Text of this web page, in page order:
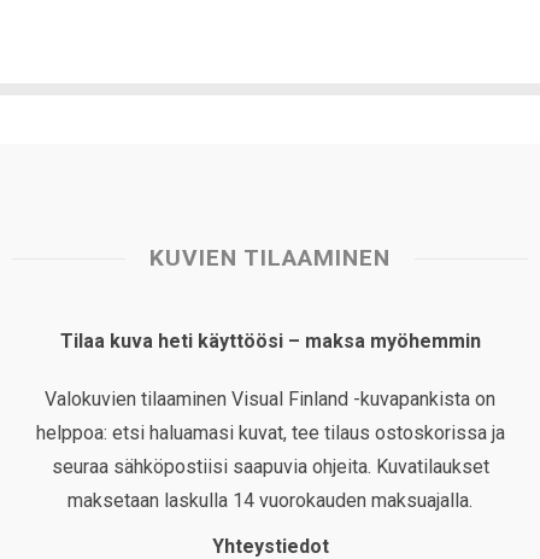
KUVIEN TILAAMINEN
Tilaa kuva heti käyttöösi – maksa myöhemmin
Valokuvien tilaaminen Visual Finland -kuvapankista on
helppoa: etsi haluamasi kuvat, tee tilaus ostoskorissa ja
seuraa sähköpostiisi saapuvia ohjeita. Kuvatilaukset
maksetaan laskulla 14 vuorokauden maksuajalla.
Yhteystiedot